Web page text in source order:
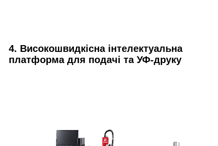
4. Високошвидкісна інтелектуальна
платформа для подачі та УФ-друку